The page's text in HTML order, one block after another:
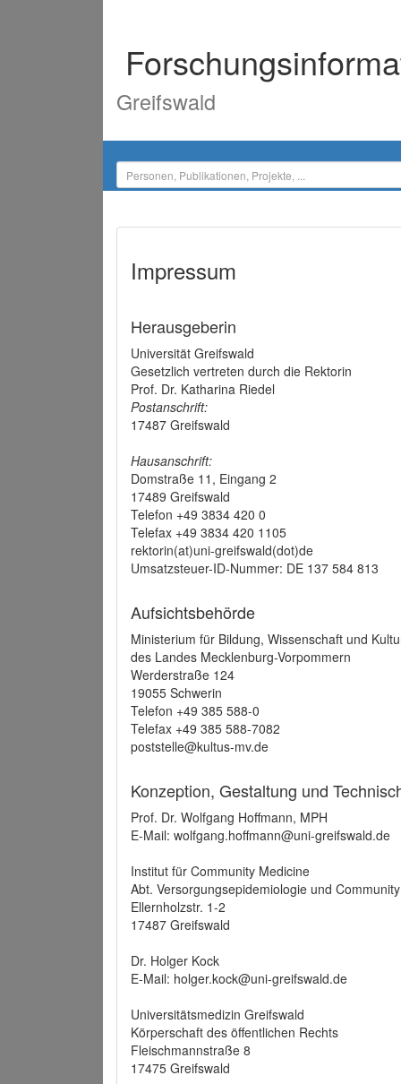
Greifswald
Impressum
Herausgeberin
Universität Greifswald
Gesetzlich vertreten durch die Rektorin
Prof. Dr. Katharina Riedel
Postanschrift:
17487 Greifswald
Hausanschrift:
Domstraße 11, Eingang 2
17489 Greifswald
Telefon +49 3834 420 0
Telefax +49 3834 420 1105
rektorin(at)uni-greifswald(dot)de
Umsatzsteuer-ID-Nummer: DE 137 584 813
Aufsichtsbehörde
Ministerium für Bildung, Wissenschaft und
des Landes Mecklenburg-Vorpommern
Werderstraße 124
19055 Schwerin
Telefon +49 385 588-0
Telefax +49 385 588-7082
poststelle@kultus-mv.de
Konzeption, Gestaltung und
Prof. Dr. Wolfgang Hoffmann, MPH
E-Mail: wolfgang.hoffmann@uni-greifswald.de
Institut für Community Medicine
Abt. Versorgungsepidemiologie und
Ellernholzstr. 1-2
17487 Greifswald
Dr. Holger Kock
E-Mail: holger.kock@uni-greifswald.de
Universitätsmedizin Greifswald
Körperschaft des öffentlichen Rechts
Fleischmannstraße 8
17475 Greifswald